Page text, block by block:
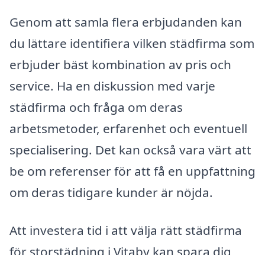
Genom att samla flera erbjudanden kan
du lättare identifiera vilken städfirma som
erbjuder bäst kombination av pris och
service. Ha en diskussion med varje
städfirma och fråga om deras
arbetsmetoder, erfarenhet och eventuell
specialisering. Det kan också vara värt att
be om referenser för att få en uppfattning
om deras tidigare kunder är nöjda.
Att investera tid i att välja rätt städfirma
för storstädning i Vitaby kan spara dig